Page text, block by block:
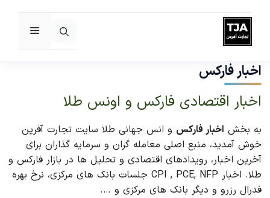
پرش
به
محتوا
فهرست
اخبار فارکس
اخبار اقتصادی فارکس و اونس طلا
به بخش اخبار فارکس و انس جهانی طلا سایت تجارت آفرین
خوش آمدید، منبع اصلی معامله گران و سرمایه گذاران برای
آخرین اخبار، رویدادهای اقتصادی و تحلیل ها در بازار فارکس و
طلا. اخبار CPI , PCE, NFP جلسات بانک های مرکزی، نرخ بهره
فدرال رزرو و دیگر بانک های مرکزی و ….